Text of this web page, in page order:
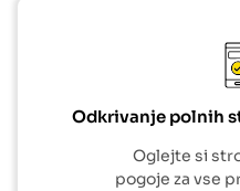
Odkrivanje polnih
Oglejte si
pogoje za vse